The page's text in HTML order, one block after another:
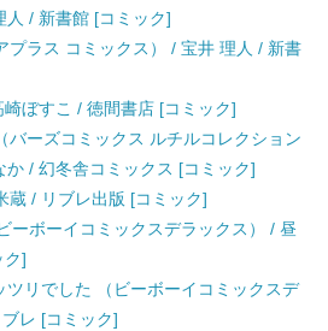
人 / 新書館 [コミック]
プラス コミックス） / 宝井 理人 / 新書
ぼすこ / 徳間書店 [コミック]
ーズコミックス ルチルコレクション
か / 幻冬舎コミックス [コミック]
蔵 / リブレ出版 [コミック]
ーボーイコミックスデラックス） / 昼
ク]
ツリでした （ビーボーイコミックスデ
レ [コミック]